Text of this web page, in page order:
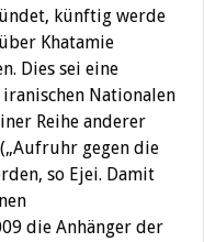
künftig werde
Khatamie
Dies sei eine
Nationalen
Reihe anderer
gegen die
so Ejei. Damit
die Anhänger der